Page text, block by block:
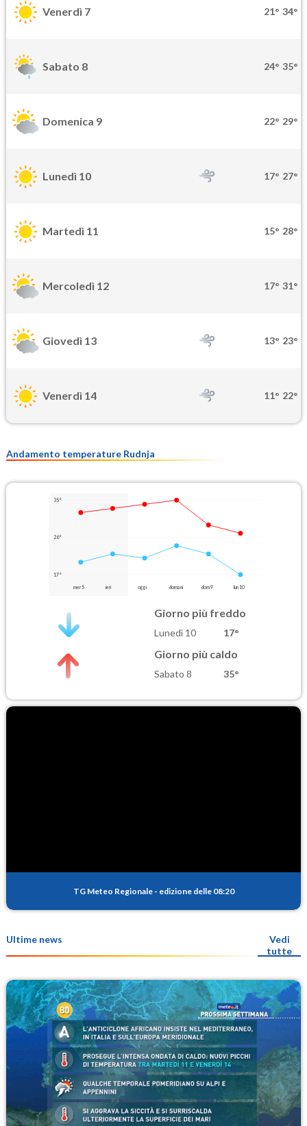
Venerdì 7 21° 34°
Sabato 8 24° 35°
Domenica 9 22° 29°
Lunedì 10 17° 27°
Martedì 11 15° 28°
Mercoledì 12 17° 31°
Giovedì 13 13° 23°
Venerdì 14 11° 22°
Andamento temperature Rudnja
35°
26°
17°
mer 5 ieri oggi domani dom 9 lun 10
Giorno più freddo
Lunedì 10 17°
Giorno più caldo
Sabato 8 35°
TG Meteo Regionale - edizione delle 08:20
Ultime news
Vedi
tutte